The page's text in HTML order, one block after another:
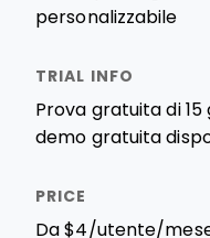
personalizzabile
Prova gratuita di
demo gratuita
Da $4/utente/